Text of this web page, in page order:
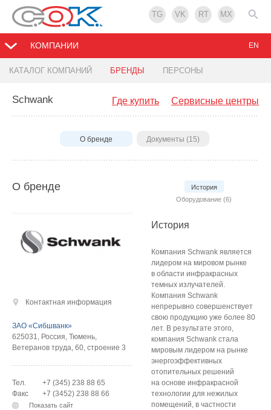
TG VK RT MX
КОМПАНИИ
КАТАЛОГ КОМПАНИЙ БРЕНДЫ ПЕРСОНЫ
EN
Сервисные центры
Где купить
Schwank
О бренде Документы (15)
О бренде
История
Оборудование (6)
Контактная информация
ЗАО «Сибшванк»
625031, Россия, Тюмень,
Ветеранов труда, 60, строение 3
Тел.
+7 (345) 238 88 65
Факс
+7 (3452) 238 88 66
Показать сайт
История
Компания Schwank является
лидером на мировом рынке
в области инфракрасных
темных излучателей.
Компания Schwank
непрерывно совершенствует
свою продукцию уже более 80
лет. В результате этого,
компания Schwank стала
мировым лидером на рынке
энергоэффективных
отопительных решений
на основе инфракрасной
технологии для нежилых
помещений, в частности